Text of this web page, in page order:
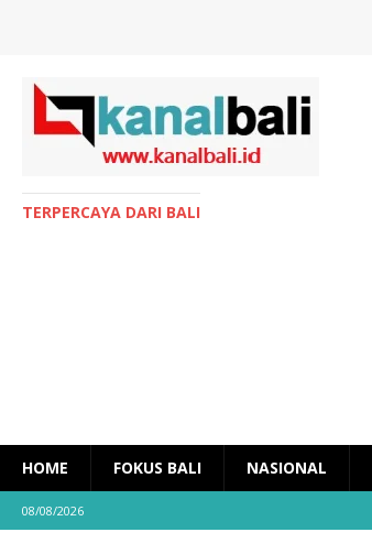
TERPERCAYA DARI BALI
HOME FOKUS BALI NASIONAL
08/08/2026